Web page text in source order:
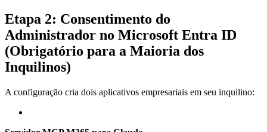
Etapa 2: Consentimento do
Administrador no Microsoft Entra ID
(Obrigatório para a Maioria dos
Inquilinos)
A configuração cria dois aplicativos empresariais em seu inquilino: